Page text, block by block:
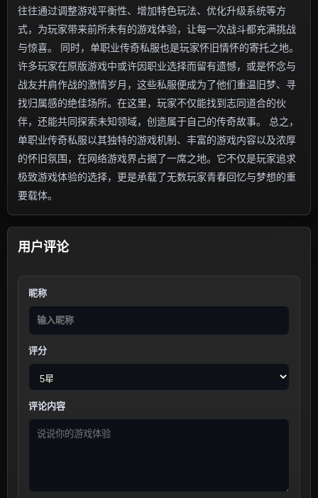
往往通过调整游戏平衡性、增加特色玩法、优化升级系统等方
式，为玩家带来前所未有的游戏体验，让每一次战斗都充满挑战
与惊喜。 同时，单职业传奇私服也是玩家怀旧情怀的寄托之地。
许多玩家在原版游戏中或许因职业选择而留有遗憾，或是怀念与
战友并肩作战的激情岁月，这些私服便成为了他们重温旧梦、寻
找归属感的绝佳场所。在这里，玩家不仅能找到志同道合的伙
伴，还能共同探索未知领域，创造属于自己的传奇故事。 总之，
单职业传奇私服以其独特的游戏机制、丰富的游戏内容以及浓厚
的怀旧氛围，在网络游戏界占据了一席之地。它不仅是玩家追求
极致游戏体验的选择，更是承载了无数玩家青春回忆与梦想的重
要载体。
用户评论
昵称
评分
评论内容